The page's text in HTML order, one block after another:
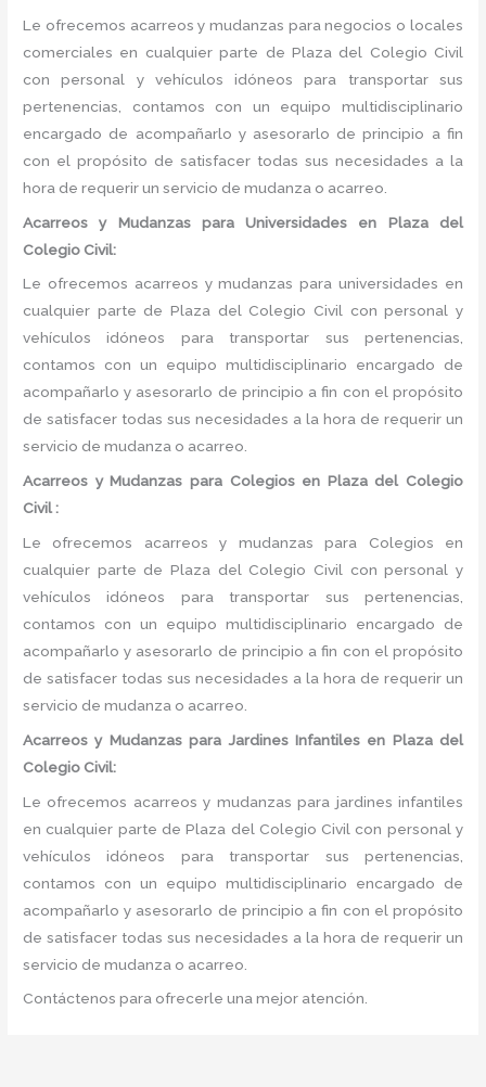
Le ofrecemos acarreos y mudanzas para negocios o locales
comerciales en cualquier parte de Plaza del Colegio Civil
con personal y vehículos idóneos para transportar sus
pertenencias, contamos con un equipo multidisciplinario
encargado de acompañarlo y asesorarlo de principio a fin
con el propósito de satisfacer todas sus necesidades a la
hora de requerir un servicio de mudanza o acarreo.
Acarreos y Mudanzas para Universidades en Plaza del
Colegio Civil:
Le ofrecemos acarreos y mudanzas para universidades en
cualquier parte de Plaza del Colegio Civil con personal y
vehículos idóneos para transportar sus pertenencias,
contamos con un equipo multidisciplinario encargado de
acompañarlo y asesorarlo de principio a fin con el propósito
de satisfacer todas sus necesidades a la hora de requerir un
servicio de mudanza o acarreo.
Acarreos y Mudanzas para Colegios en Plaza del Colegio
Civil :
Le ofrecemos acarreos y mudanzas para Colegios en
cualquier parte de Plaza del Colegio Civil con personal y
vehículos idóneos para transportar sus pertenencias,
contamos con un equipo multidisciplinario encargado de
acompañarlo y asesorarlo de principio a fin con el propósito
de satisfacer todas sus necesidades a la hora de requerir un
servicio de mudanza o acarreo.
Acarreos y Mudanzas para Jardines Infantiles en Plaza del
Colegio Civil:
Le ofrecemos acarreos y mudanzas para jardines infantiles
en cualquier parte de Plaza del Colegio Civil con personal y
vehículos idóneos para transportar sus pertenencias,
contamos con un equipo multidisciplinario encargado de
acompañarlo y asesorarlo de principio a fin con el propósito
de satisfacer todas sus necesidades a la hora de requerir un
servicio de mudanza o acarreo.
Contáctenos para ofrecerle una mejor atención.